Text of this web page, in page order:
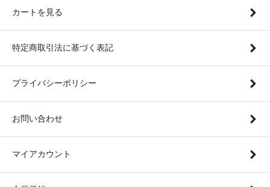
カートを見る
特定商取引法に基づく表記
プライバシーポリシー
お問い合わせ
マイアカウント